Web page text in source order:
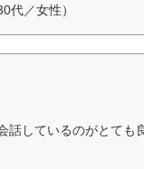
代／女性）
話しているのがとても